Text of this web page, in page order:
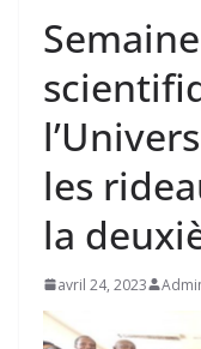
les
la
avril 24, 2023